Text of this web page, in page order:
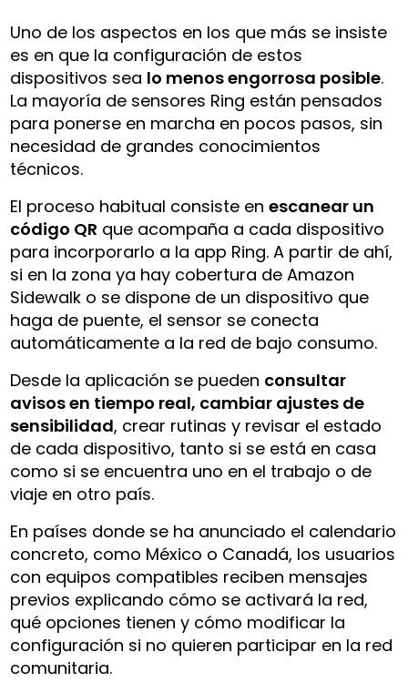
Uno de los aspectos en los que más se insiste
es en que la configuración de estos
dispositivos sea lo menos engorrosa posible.
La mayoría de sensores Ring están pensados
para ponerse en marcha en pocos pasos, sin
necesidad de grandes conocimientos
técnicos.
El proceso habitual consiste enescanear un
código QR que acompaña a cada dispositivo
para incorporarlo a la app Ring. A partir de ahí,
si en la zona ya hay cobertura de Amazon
Sidewalk o se dispone de un dispositivo que
haga de puente, el sensor se conecta
automáticamente a la red de bajo consumo.
Desde la aplicación se pueden consultar
avisos en tiempo real, cambiar ajustes de
sensibilidad, crear rutinas y revisar el estado
de cada dispositivo, tanto si se está en casa
como si se encuentra uno en el trabajo o de
viaje en otro país.
En países donde se ha anunciado el calendario
concreto, como México o Canadá, los usuarios
con equipos compatibles reciben mensajes
previos explicando cómo se activará la red,
qué opciones tienen y cómo modificar la
configuración si no quieren participar en la red
comunitaria.